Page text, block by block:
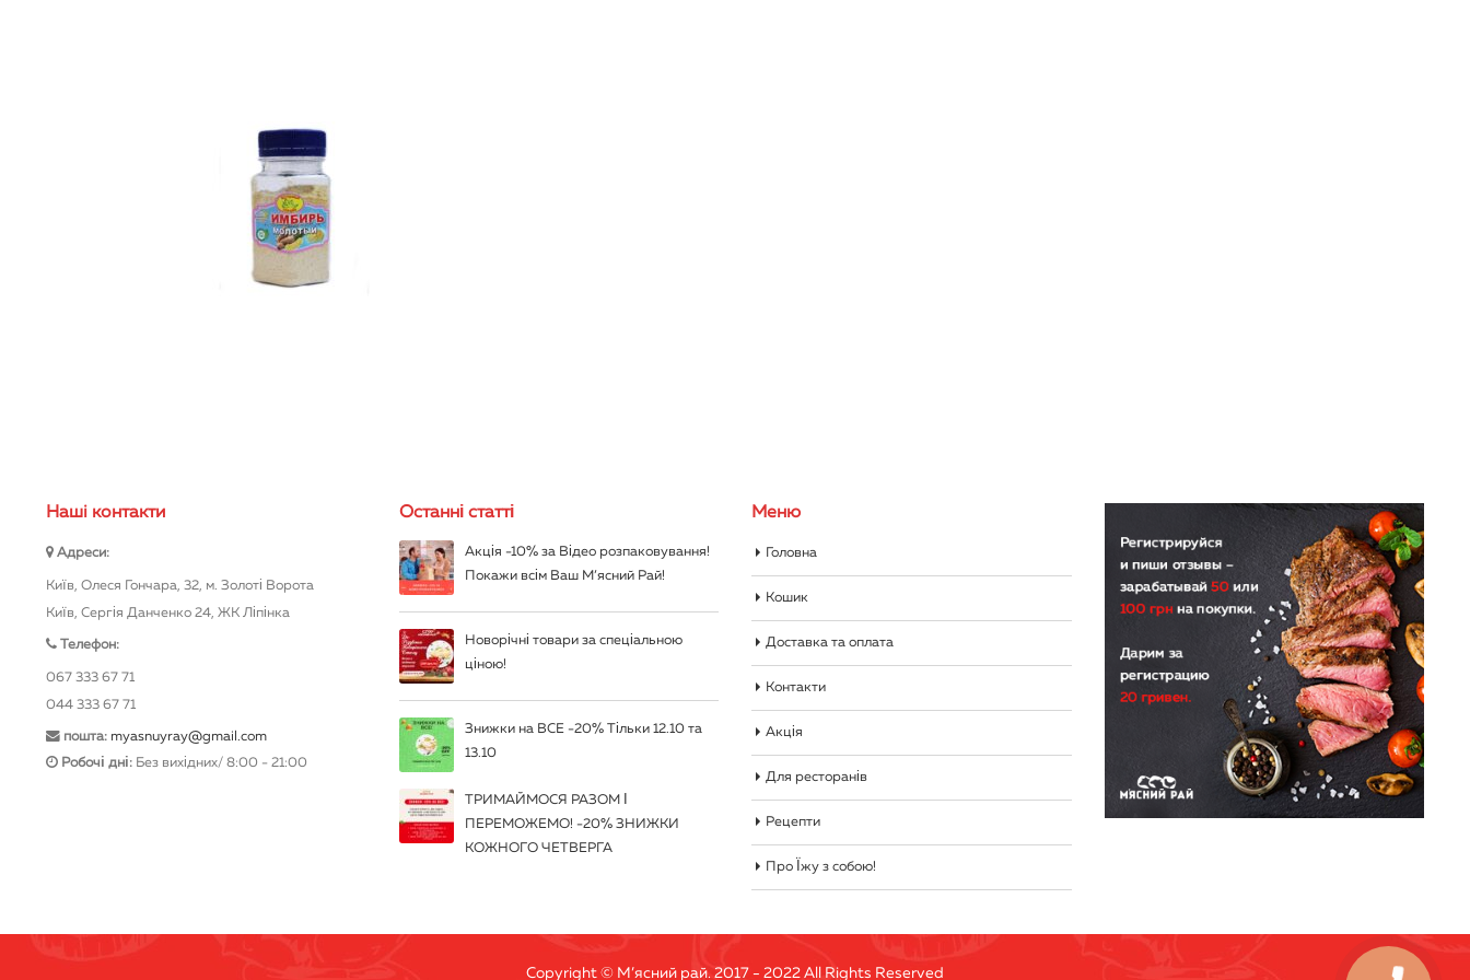
Нашi контакти
Адреси:
Київ, Олеся Гончара, 32, м. Золоті Ворота
Київ, Сергія Данченко 24, ЖК Ліпінка
Телефон:
067 333 67 71
044 333 67 71
пошта: myasnuyray@gmail.com
Робочі дні: Без вихідних/ 8:00 - 21:00
Останні статті
Акція -10% за Відео розпаковування!
Покажи всім Ваш М’ясний Рай!
Новорічні товари за спеціальною
ціною!
Знижки на ВСЕ -20% Тільки 12.10 та
13.10
ТРИМАЙМОСЯ РАЗОМ І
ПЕРЕМОЖЕМО! -20% ЗНИЖКИ
КОЖНОГО ЧЕТВЕРГА
Меню
Головна
Кошик
Доставка та оплата
Контакти
Акція
Для ресторанів
Рецепти
Про Їжу з собою!
Copyright © М’ясний рай. 2017 - 2022 All Rights Reserved